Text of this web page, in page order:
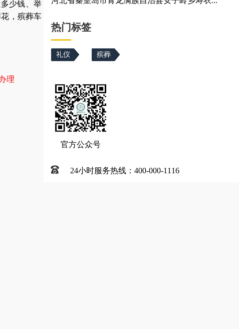
少钱 、举
， 殡葬车
理
热门标签
礼仪 殡葬
官方公众号
24小时服务热线：400-000-1116